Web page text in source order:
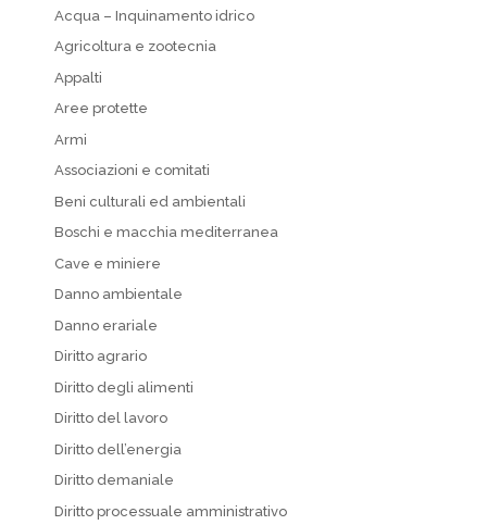
Acqua – Inquinamento idrico
Agricoltura e zootecnia
Appalti
Aree protette
Armi
Associazioni e comitati
Beni culturali ed ambientali
Boschi e macchia mediterranea
Cave e miniere
Danno ambientale
Danno erariale
Diritto agrario
Diritto degli alimenti
Diritto del lavoro
Diritto dell’energia
Diritto demaniale
Diritto processuale amministrativo